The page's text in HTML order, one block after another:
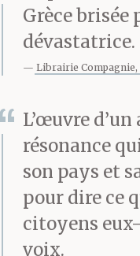
chose,
laisser le
son père
dans les
moment
regard
c’était la
il se
Grèce brisée
dévastatrice.
Librairie Compagnie,
L’œuvre
résonance
son pays et
pour dire ce
citoyens
voix.